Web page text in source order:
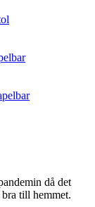
då det
till hemmet.